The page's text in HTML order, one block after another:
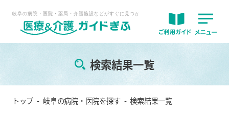
検索結果一覧
トップ 岐阜の病院・医院を探す 検索結果一覧